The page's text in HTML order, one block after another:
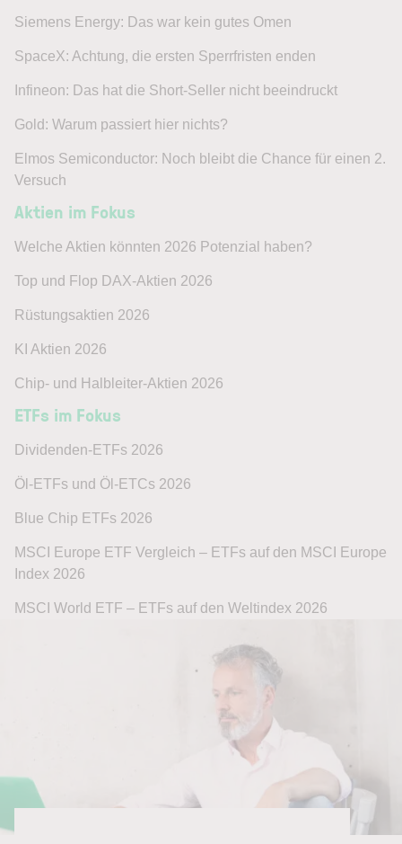
Siemens Energy: Das war kein gutes Omen
SpaceX: Achtung, die ersten Sperrfristen enden
Infineon: Das hat die Short-Seller nicht beeindruckt
Gold: Warum passiert hier nichts?
Elmos Semiconductor: Noch bleibt die Chance für einen 2.
Versuch
Aktien im Fokus
Welche Aktien könnten 2026 Potenzial haben?
Top und Flop DAX-Aktien 2026
Rüstungsaktien 2026
KI Aktien 2026
Chip- und Halbleiter-Aktien 2026
ETFs im Fokus
Dividenden-ETFs 2026
Öl-ETFs und Öl-ETCs 2026
Blue Chip ETFs 2026
MSCI Europe ETF Vergleich – ETFs auf den MSCI Europe
Index 2026
MSCI World ETF – ETFs auf den Weltindex 2026